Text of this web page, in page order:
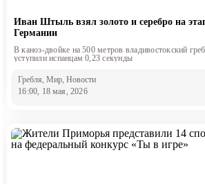
Иван Штыль взял золото и серебро на
Германии
В каноэ-двойке на 500 метров владивостокский
уступили испанцам 0,23 секунды
Гребля, Мир, Новости
16:00, 18 мая, 2026